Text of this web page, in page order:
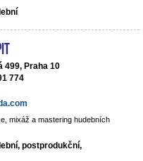
499, Praha 10
774
mixáž a mastering hudebních
postprodukční,